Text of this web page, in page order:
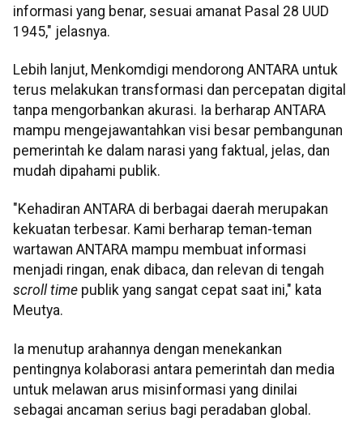
informasi yang benar, sesuai amanat Pasal 28 UUD
1945," jelasnya.
Lebih lanjut, Menkomdigi mendorong ANTARA untuk
terus melakukan transformasi dan percepatan digital
tanpa mengorbankan akurasi. Ia berharap ANTARA
mampu mengejawantahkan visi besar pembangunan
pemerintah ke dalam narasi yang faktual, jelas, dan
mudah dipahami publik.
"Kehadiran ANTARA di berbagai daerah merupakan
kekuatan terbesar. Kami berharap teman-teman
wartawan ANTARA mampu membuat informasi
menjadi ringan, enak dibaca, dan relevan di tengah
scroll time publik yang sangat cepat saat ini," kata
Meutya.
Ia menutup arahannya dengan menekankan
pentingnya kolaborasi antara pemerintah dan media
untuk melawan arus misinformasi yang dinilai
sebagai ancaman serius bagi peradaban global.